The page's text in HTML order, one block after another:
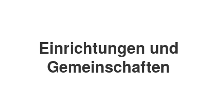
Einrichtungen und
Gemeinschaften